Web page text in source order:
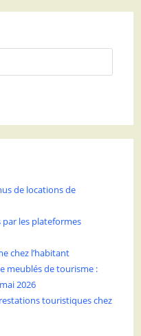
de locations de
par les plateformes
chez l’habitant
meublés de tourisme :
2026
touristiques chez